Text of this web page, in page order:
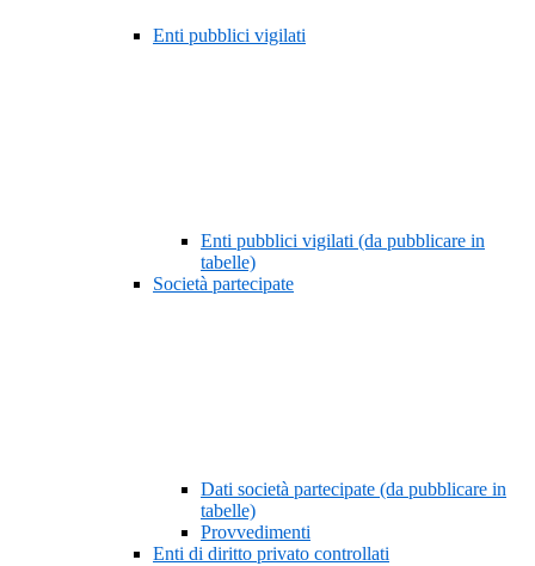
Enti pubblici vigilati
Enti pubblici vigilati (da pubblicare in
tabelle)
Società partecipate
Dati società partecipate (da pubblicare in
tabelle)
Provvedimenti
Enti di diritto privato controllati